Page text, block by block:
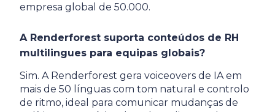
empresa global de 50.000.
A Renderforest suporta conteúdos de RH
multilingues para equipas globais?
Sim. A Renderforest gera voiceovers de IA em
mais de 50 línguas com tom natural e controlo
de ritmo, ideal para comunicar mudanças de